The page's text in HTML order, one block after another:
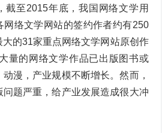
截至2015年底，我国网络文学用
网络文学网站的签约作者约有250
的31家重点网络文学网站原创作
量的网络文学作品已出版图书或
漫，产业规模不断增长。然而，
题严重，给产业发展造成很大冲